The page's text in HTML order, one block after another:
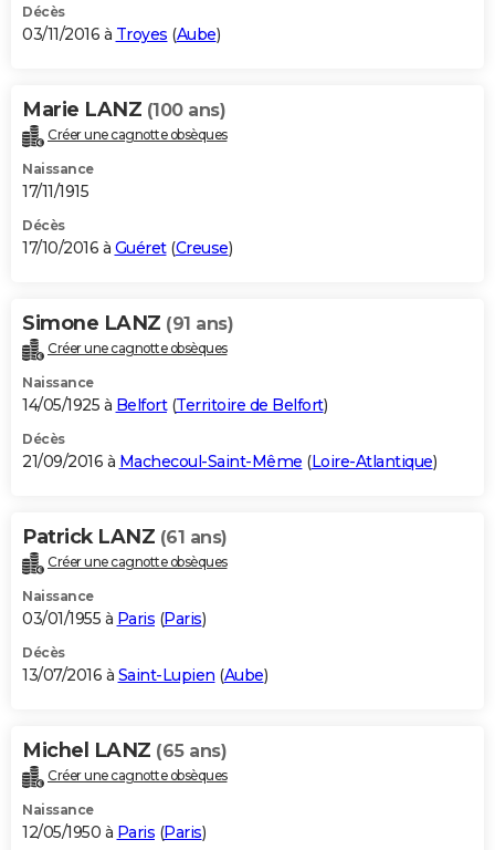
Décès
03/11/2016 à Troyes (Aube)
Marie LANZ (100 ans)
Créer une cagnotte obsèques
Naissance
17/11/1915
Décès
17/10/2016 à Guéret(Creuse)
Simone LANZ (91 ans)
Créer une cagnotte obsèques
Naissance
14/05/1925 à Belfort(Territoire de Belfort)
Décès
21/09/2016 à Machecoul-Saint-Même (Loire-Atlantique)
Patrick LANZ (61 ans)
Créer une cagnotte obsèques
Naissance
03/01/1955 à Paris (Paris)
Décès
13/07/2016 à Saint-Lupien (Aube)
Michel LANZ (65 ans)
Créer une cagnotte obsèques
Naissance
12/05/1950 à Paris (Paris)